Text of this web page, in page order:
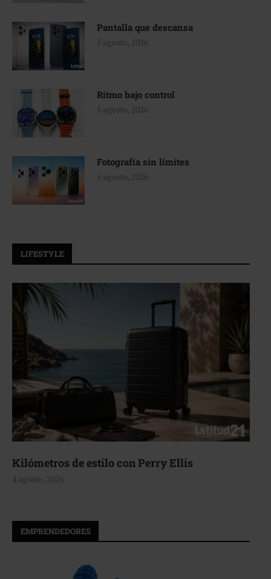
Pantalla que descansa
5 agosto, 2026
Ritmo bajo control
5 agosto, 2026
Fotografía sin límites
5 agosto, 2026
LIFESTYLE
Kilómetros de estilo con Perry Ellis
4 agosto, 2026
EMPRENDEDORES